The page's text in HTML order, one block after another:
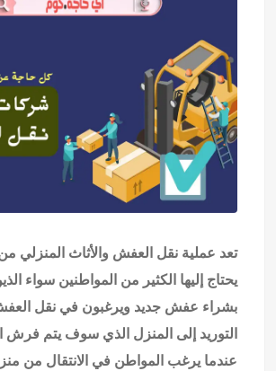
تعد عملية نقل العفش والأثاث المنزلي
يحتاج إليها الكثير من المواطنين سواء
بشراء عفش جديد ويرغبون في نقل
التوريد إلى المنزل الذي سوف يتم فرش
عندما يرغب المواطن في الانتقال من